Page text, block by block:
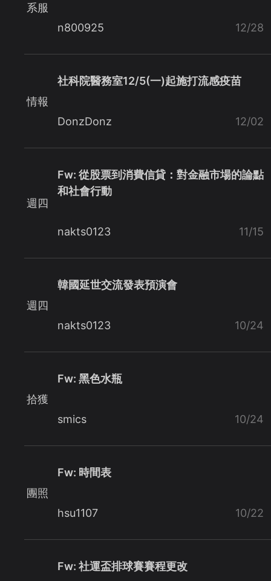
系服
n800925 12/28
情報
社科院醫務室12/5(一)起施打流感疫苗
DonzDonz 12/02
週四
Fw: 從股票到消費信貸：對金融市場的論點
和社會行動
nakts0123 11/15
週四
韓國延世交流發表預演會
nakts0123 10/24
拾獲
Fw: 黑色水瓶
smics 10/24
團照
Fw: 時間表
hsu1107 10/22
Fw: 社運盃排球賽賽程更改